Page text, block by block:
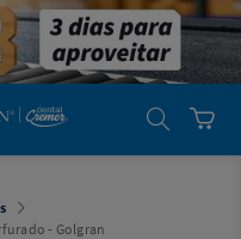
- Golgran